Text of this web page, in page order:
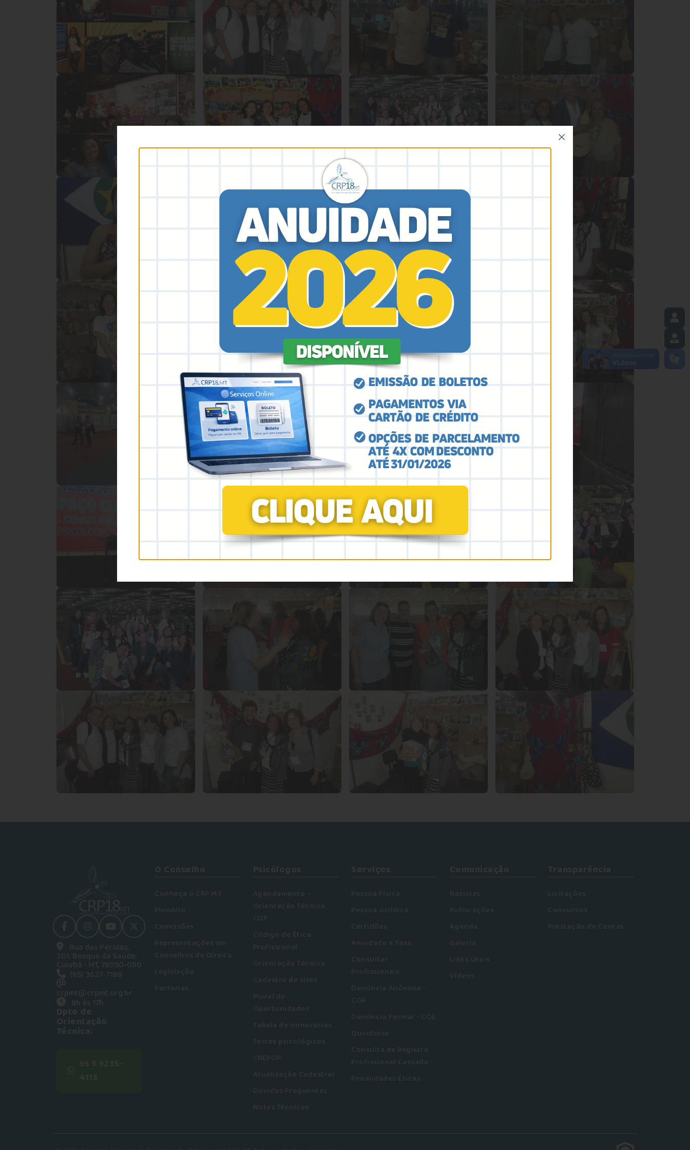
facebookinstagramyoutubeTwitter
Rua das Pérolas,
201, Bosque da Saúde,
Cuiabá - MT, 78050-090
(65) 3627-7188
crpmt@crpmt.org.br
8h ás 17h
Dpto de
Orientação
Técnica:
O Conselho
Conheça o CRP MT
Plenário
Comissões
Representações em
Conselhos de Direito
Legislação
Portarias
Psicólogos
Agendamento -
Orientação Técnica
COF
Código de Ética
Profissional
Orientação Técnica
Cadastro de sites
Mural de
Oportunidades
Tabela de Honorários
Testes psicológicos
CREPOP
Atualização Cadastral
Dúvidas Frequentes
Notas Técnicas
Serviços
Pessoa Física
Pessoa Jurídica
Certidões
Anuidade e Taxa
Consultar
Profissionais
Denúncia Anônima -
COF
Denúncia Formal - COE
Ouvidoria
Consulta de Registro
Profissional Cassado
Penalidades Éticas
Comunicação
Notícias
Publicações
Agenda
Galeria
Links Úteis
Vídeos
Transparência
Licitações
Concursos
Prestação de Contas